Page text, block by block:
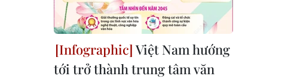
Việt Nam hướng
tới trở thành trung tâm văn